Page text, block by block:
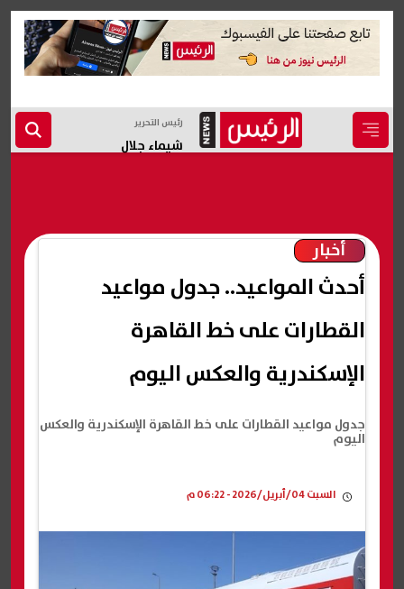
رئيس التحرير
شيماء جلال
أخبار
جدول مواعيد القطارات على خط القاهرة الإسكندرية والعكس
اليوم
أحدث المواعيد.. جدول مواعيد
القطارات على خط القاهرة
الإسكندرية والعكس اليوم
السبت 04/أبريل/2026 - 06:22 م